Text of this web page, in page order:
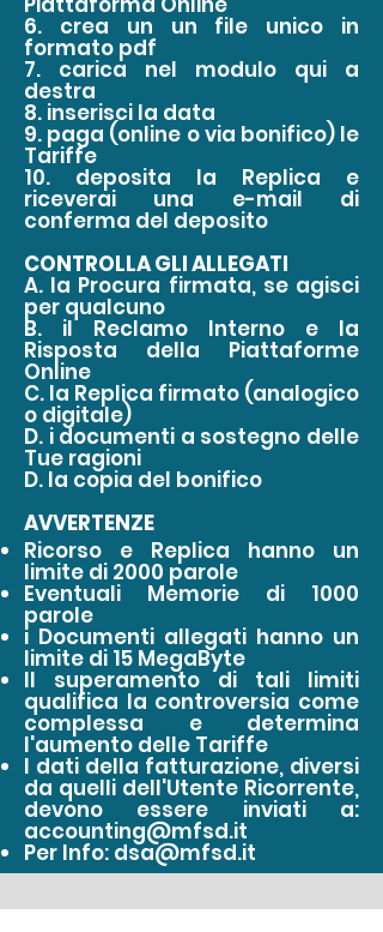
6. crea un un file unico in
formato pdf
7. carica nel modulo qui a
destra
8. inserisci la data
9. paga (online o via bonifico) le
Tariffe
10. deposita la Replica e
riceverai una e-mail di
conferma del deposito
CONTROLLA GLI ALLEGATI
A. la Procura firmata, se agisci
per qualcuno
B. il Reclamo Interno e la
Risposta della Piattaforme
Online
C. la Replica firmato (analogico
o digitale)
D. i documenti a sostegno delle
Tue ragioni
D. la copia del bonifico
AVVERTENZE
​Ricorso e Replica hanno un
limite di 2000 parole
Eventuali Memorie di 1000
parole
i Documenti allegati hanno un
limite di 15 MegaByte
Il superamento di tali limiti
qualifica la controversia come
complessa e determina
l'aumento delle Tariffe
I dati della fatturazione, diversi
da quelli dell'Utente Ricorrente,
devono essere inviati a:
accounting@mfsd.it
Per Info: dsa@mfsd.it